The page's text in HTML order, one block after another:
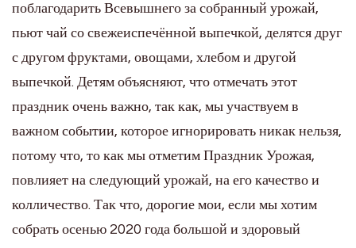
поблагодарить Всевышнего за собранный урожай,
пьют чай со свежеиспечённой выпечкой, делятся друг
с другом фруктами, овощами, хлебом и другой
выпечкой. Детям объясняют, что отмечать этот
праздник очень важно, так как, мы участвуем в
важном событии, которое игнорировать никак нельзя,
потому что, то как мы отметим Праздник Урожая,
повлияет на следующий урожай, на его качество и
колличество. Так что, дорогие мои, если мы хотим
собрать осенью 2020 года большой и здоровый